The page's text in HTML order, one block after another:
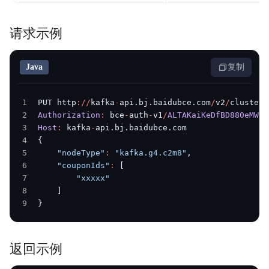
请求示例
Java 复制
1 PUT http : // kafka - api . bj . baidubce . com/v2/clusters
2
Authorization : bce - auth -v1/
3
Host : kafka - api . bj . baidubce .
4
{
5
"nodeType" : "kafka.g4.c2m8" ,
6
"couponIds" :
7
"xxxxx"
8
9
}
返回示例